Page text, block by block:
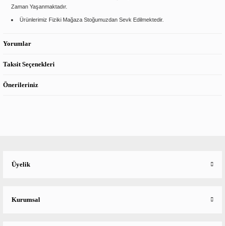
Zaman Yaşanmaktadır.
Ürünlerimiz Fiziki Mağaza Stoğumuzdan Sevk Edilmektedir.
Yorumlar
Taksit Seçenekleri
Önerileriniz
Üyelik
Kurumsal